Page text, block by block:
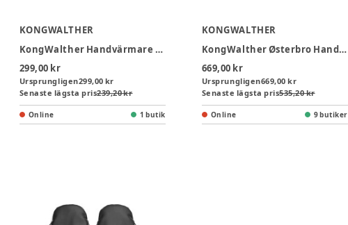
KONGWALTHER
KongWalther Handvärmare Mini - Black
299,00 kr
Ursprungligen299,00 kr
Senaste lägsta pris239,20 kr
Online 1 butik
KONGWALTHER
KongWalther Østerbro Handvärmare - Puffer Black
669,00 kr
Ursprungligen669,00 kr
Senaste lägsta pris535,20 kr
Online 9 butiker